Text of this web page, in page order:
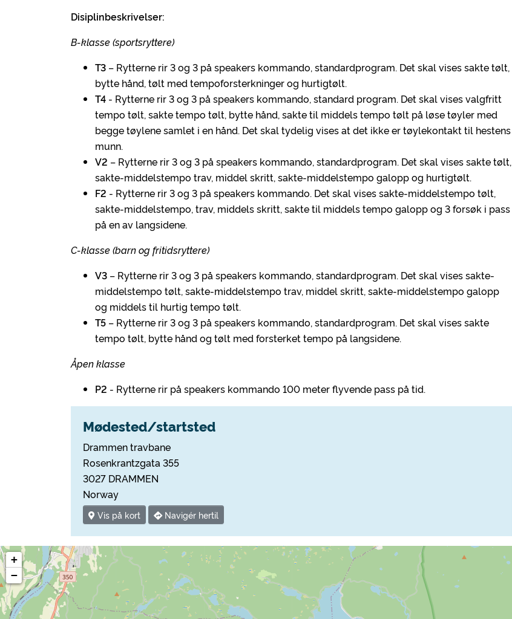
Disiplinbeskrivelser:
B-klasse (sportsryttere)
T3 – Rytterne rir 3 og 3 på speakers kommando, standardprogram. Det skal vises sakte tølt,
bytte hånd, tølt med tempoforsterkninger og hurtigtølt.
T4 - Rytterne rir 3 og 3 på speakers kommando, standard program. Det skal vises valgfritt
tempo tølt, sakte tempo tølt, bytte hånd, sakte til middels tempo tølt på løse tøyler med
begge tøylene samlet i en hånd. Det skal tydelig vises at det ikke er tøylekontakt til hestens
munn.
V2 – Rytterne rir 3 og 3 på speakers kommando, standardprogram. Det skal vises sakte tølt,
sakte-middelstempo trav, middel skritt, sakte-middelstempo galopp og hurtigtølt.
F2 - Rytterne rir 3 og 3 på speakers kommando. Det skal vises sakte-middelstempo tølt,
sakte-middelstempo, trav, middels skritt, sakte til middels tempo galopp og 3 forsøk i pass
på en av langsidene.
C-klasse (barn og fritidsryttere)
V3 – Rytterne rir 3 og 3 på speakers kommando, standardprogram. Det skal vises sakte-
middelstempo tølt, sakte-middelstempo trav, middel skritt, sakte-middelstempo galopp
og middels til hurtig tempo tølt.
T5 – Rytterne rir 3 og 3 på speakers kommando, standardprogram. Det skal vises sakte
tempo tølt, bytte hånd og tølt med forsterket tempo på langsidene.
Åpen klasse
P2 - Rytterne rir på speakers kommando 100 meter flyvende pass på tid.
Mødested/startsted
Drammen travbane
Rosenkrantzgata 355
3027 DRAMMEN
Norway
Vis på kort Navigér hertil
+
−